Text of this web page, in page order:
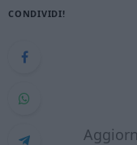
CONDIVIDI!